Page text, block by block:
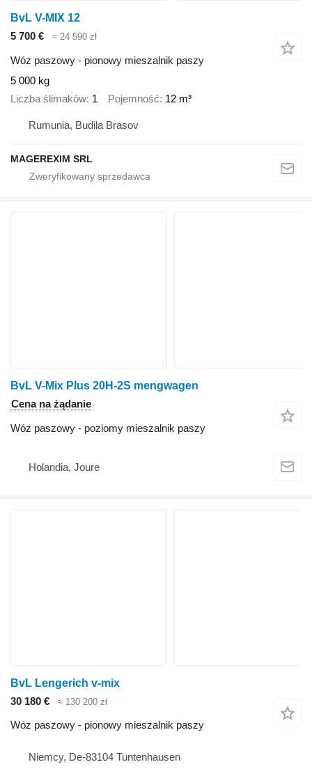
BvL V-MIX 12
5 700 €
≈ 24 590 zł
Wóz paszowy - pionowy mieszalnik paszy
5 000 kg
Liczba ślimaków 1 Pojemność 12 m³
Rumunia, Budila Brasov
MAGEREXIM SRL
BvL V-Mix Plus 20H-2S mengwagen
Cena na żądanie
Wóz paszowy - poziomy mieszalnik paszy
Holandia, Joure
BvL Lengerich v-mix
30 180 €
≈ 130 200 zł
Wóz paszowy - pionowy mieszalnik paszy
Niemcy, De-83104 Tuntenhausen